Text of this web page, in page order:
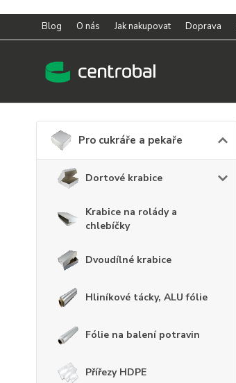
Blog O nás Jak nakupovat Doprava
Pro cukráře a pekaře
Dortové krabice
Krabice na rolády a
chlebíčky
Dvoudílné krabice
Hliníkové tácky, ALU fólie
Fólie na balení potravin
Přířezy HDPE